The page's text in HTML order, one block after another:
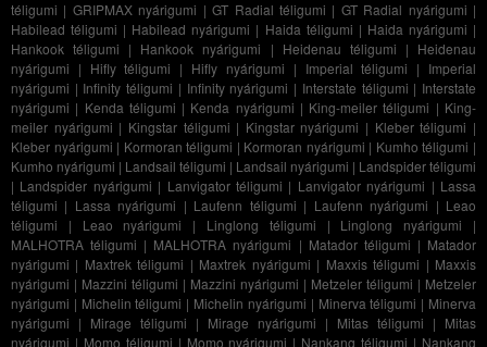
téligumi | GRIPMAX nyárigumi |GT Radial téligumi | GT Radial nyárigumi |
Habilead téligumi | Habilead nyárigumi | Haida téligumi | Haida nyárigumi |
Hankook téligumi | Hankook nyárigumi | Heidenau téligumi | Heidenau
nyárigumi | Hifly téligumi | Hifly nyárigumi | Imperial téligumi | Imperial
nyárigumi | Infinity téligumi | Infinity nyárigumi | Interstate téligumi | Interstate
nyárigumi | Kenda téligumi | Kenda nyárigumi | King-meiler téligumi | King-
meiler nyárigumi | Kingstar téligumi | Kingstar nyárigumi | Kleber téligumi |
Kleber nyárigumi | Kormoran téligumi | Kormoran nyárigumi | Kumho téligumi |
Kumho nyárigumi | Landsail téligumi | Landsail nyárigumi | Landspider téligumi
| Landspider nyárigumi | Lanvigator téligumi | Lanvigator nyárigumi | Lassa
téligumi | Lassa nyárigumi | Laufenn téligumi | Laufenn nyárigumi | Leao
téligumi | Leao nyárigumi | Linglong téligumi | Linglong nyárigumi |
MALHOTRA téligumi | MALHOTRA nyárigumi | Matador téligumi | Matador
nyárigumi | Maxtrek téligumi | Maxtrek nyárigumi | Maxxis téligumi | Maxxis
nyárigumi | Mazzini téligumi | Mazzini nyárigumi | Metzeler téligumi | Metzeler
nyárigumi | Michelin téligumi | Michelin nyárigumi | Minerva téligumi | Minerva
nyárigumi | Mirage téligumi | Mirage nyárigumi | Mitas téligumi | Mitas
nyárigumi | Momo téligumi | Momo nyárigumi | Nankang téligumi | Nankang